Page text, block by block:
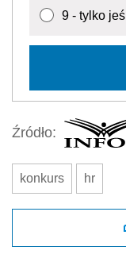
9 - tylko
Źródło:
konkurs hr